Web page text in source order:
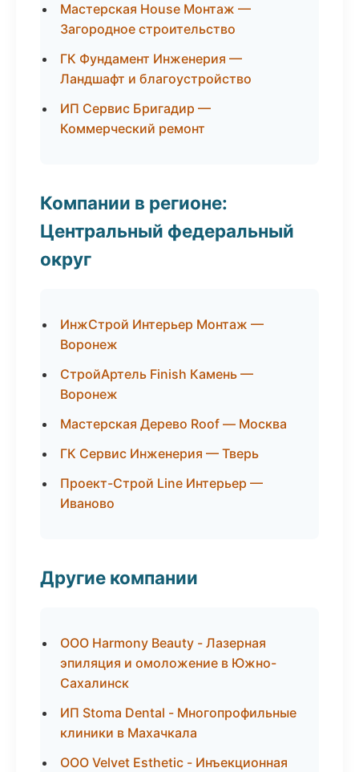
Мастерская House Монтаж —
Загородное строительство
ГК Фундамент Инженерия —
Ландшафт и благоустройство
ИП Сервис Бригадир —
Коммерческий ремонт
Компании в регионе:
Центральный федеральный
округ
ИнжСтрой Интерьер Монтаж —
Воронеж
СтройАртель Finish Камень —
Воронеж
Мастерская Дерево Roof — Москва
ГК Сервис Инженерия — Тверь
Проект-Строй Line Интерьер —
Иваново
Другие компании
ООО Harmony Beauty - Лазерная
эпиляция и омоложение в Южно-
Сахалинск
ИП Stoma Dental - Многопрофильные
клиники в Махачкала
ООО Velvet Esthetic - Инъекционная